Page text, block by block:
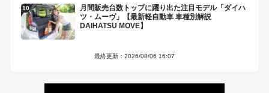
月間販売台数トップに躍り出た注目モデル「ダイハ
ツ・ムーヴ」【最新軽自動車 車種別解説
DAIHATSU MOVE】
最終更新：2026/08/06 16:07